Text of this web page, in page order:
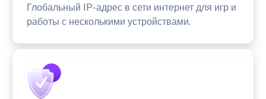
Глобальный IP-адрес в сети интернет для игр и
работы с несколькими устройствами.